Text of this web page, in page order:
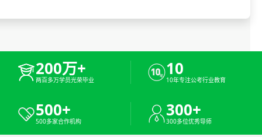
200万+
两百多万学员光荣毕业
10
10年专注公考行业教育
500+
500多家合作机构
300+
300多位优秀导师